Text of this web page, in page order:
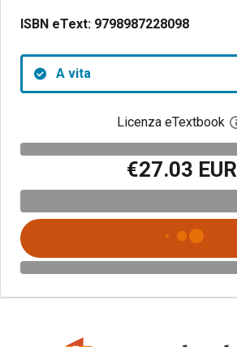
ISBN eText: 9798987228098
A vita
Licenza eTextbook
€27.03 EUR